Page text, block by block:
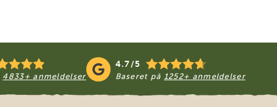
4833+ anmeldelser
4.7/5
Baseret på 1252+ anmeldelser